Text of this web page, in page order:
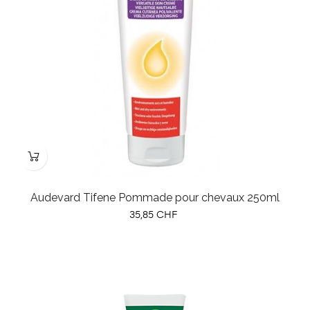
Audevard Tifene Pommade pour chevaux 250ml
Prix
35,85 CHF